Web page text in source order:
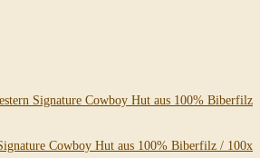
Signature Cowboy Hut aus 100% Biberfilz
Cowboy Hut aus 100% Biberfilz / 100x